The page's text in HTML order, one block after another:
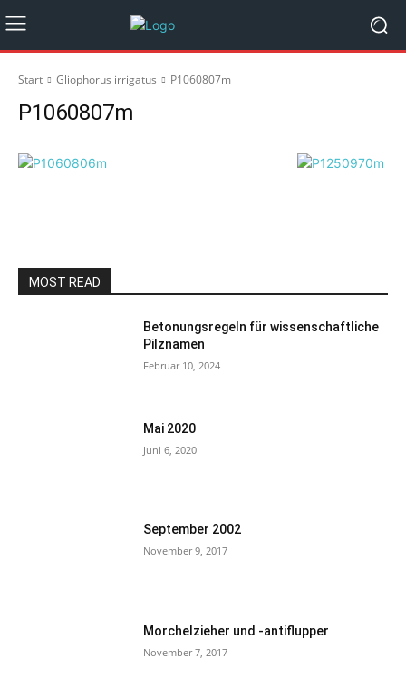
Start Gliophorus irrigatus P1060807m
P1060807m
MOST READ
Betonungsregeln für wissenschaftliche
Pilznamen
Februar 10, 2024
Mai 2020
Juni 6, 2020
September 2002
November 9, 2017
Morchelzieher und -antiflupper
November 7, 2017